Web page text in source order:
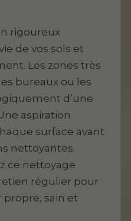
rigoureux
de vos sols et
Les zones très
bureaux ou les
d’une
aspiration
surface avant
nettoyantes.
ce nettoyage
régulier pour
sain et